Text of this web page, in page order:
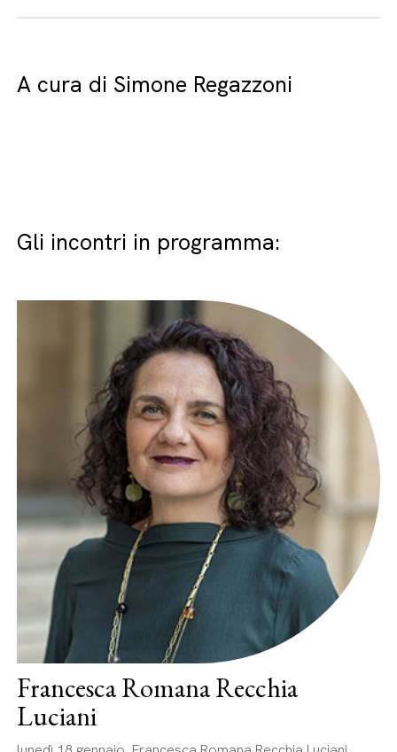
A cura di Simone Regazzoni
Gli incontri in programma:
Francesca Romana Recchia
Luciani